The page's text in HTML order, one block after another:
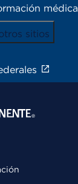
médica
sitios